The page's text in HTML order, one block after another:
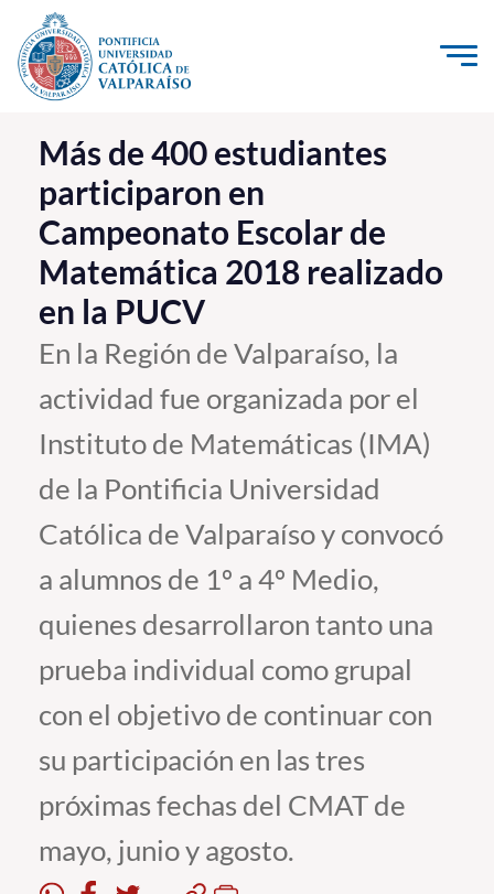
Click acá para ir directamente al contenido
La Universidad
Investigación, Creación e Innovación
PUCV Internacional
Vinculación con el Medio
Admisión
Pregrado
Postgrado
Formación Continua
Académicos
Funcionarios
Alumni
English
Más de 400 estudiantes
participaron en
Campeonato Escolar de
Matemática 2018 realizado
en la PUCV
En la Región de Valparaíso, la
actividad fue organizada por el
Instituto de Matemáticas (IMA)
de la Pontificia Universidad
Católica de Valparaíso y convocó
a alumnos de 1º a 4º Medio,
quienes desarrollaron tanto una
prueba individual como grupal
con el objetivo de continuar con
su participación en las tres
próximas fechas del CMAT de
mayo, junio y agosto.